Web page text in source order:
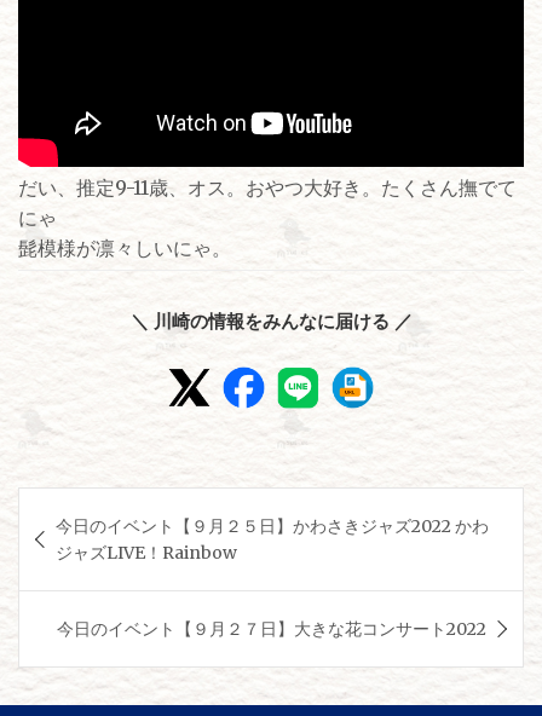
だい、推定9-11歳、オス。おやつ大好き。たくさん撫でて
にゃ
髭模様が凛々しいにゃ。
＼ 川崎の情報をみんなに届ける ／
稿
ナ
ゲ
ー
今日のイベント【９月２５日】かわさきジャズ2022 かわ
ジャズLIVE！Rainbow
今日のイベント【９月２７日】大きな花コンサート2022